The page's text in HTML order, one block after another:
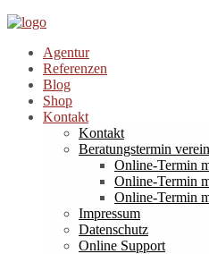
Agentur
Referenzen
Blog
Shop
Kontakt
Kontakt
Beratungstermin
Online-Termin
Online-Termin
Online-Termin
Impressum
Datenschutz
Online Support